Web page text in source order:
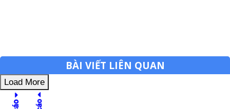
BÀI VIẾT LIÊN QUAN
Load More